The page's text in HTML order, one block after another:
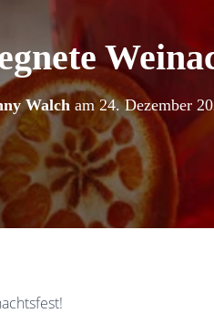
Walcham 24. Dezember